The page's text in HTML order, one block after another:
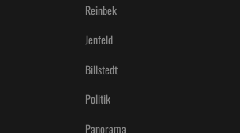
Reinbek
Jenfeld
Billstedt
Politik
Panorama